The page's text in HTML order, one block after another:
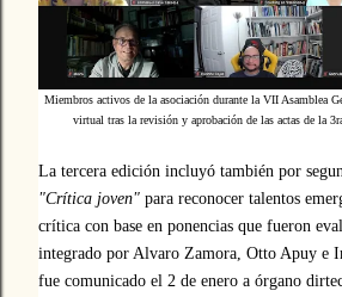
Miembros activos de la asociación durante la VII Asamblea
virtual tras la revisión y aprobación de las actas de la
La tercera edición incluyó también por
"Crítica joven" para reconocer talentos
crítica con base en ponencias que fueron
integrado por Alvaro Zamora, Otto Apuy e
fue comunicado el 2 de enero a órgano